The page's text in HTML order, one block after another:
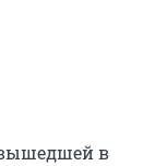
вышедшей в